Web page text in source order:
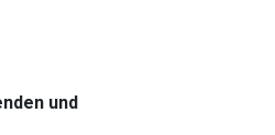
und